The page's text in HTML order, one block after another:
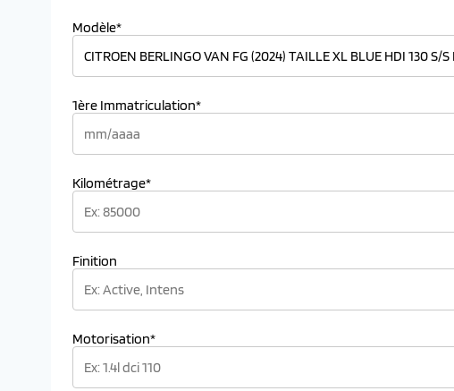
Modèle*
1ère Immatriculation*
Kilométrage*
Finition
Motorisation*